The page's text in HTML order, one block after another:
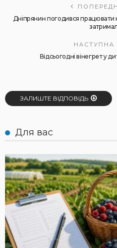
Дніпрянин погодився працювати
НАСТУПНА
Відсьогодні вінегрет у
ЗАЛИШТЕ ВІДПОВІДЬ
Для вас